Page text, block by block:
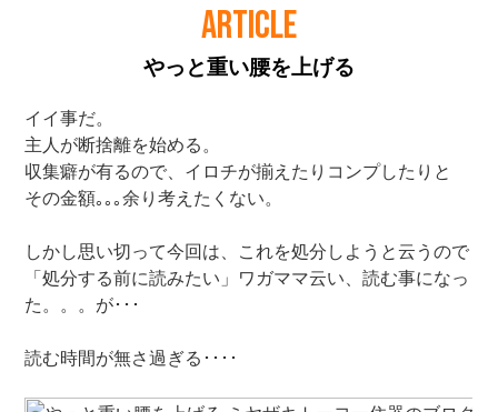
ARTICLE
やっと重い腰を上げる